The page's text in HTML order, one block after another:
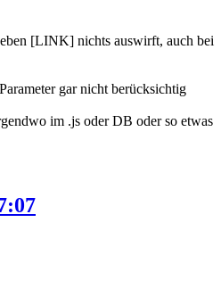
[LINK] nichts auswirft, auch bei
gar nicht berücksichtig
im .js oder DB oder so etwas